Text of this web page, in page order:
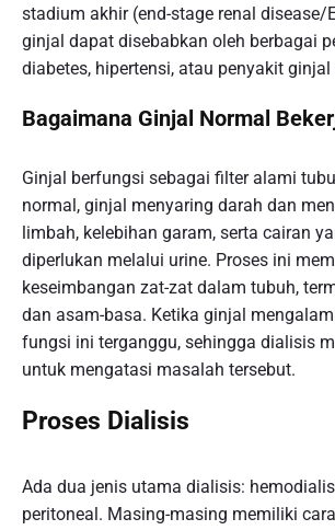
stadium akhir (end-stage renal disease/
ginjal dapat disebabkan oleh berbagai
diabetes, hipertensi, atau penyakit ginjal
Bagaimana Ginjal Normal
Ginjal berfungsi sebagai filter alami
normal, ginjal menyaring darah dan
limbah, kelebihan garam, serta cairan
diperlukan melalui urine. Proses ini
keseimbangan zat-zat dalam tubuh,
dan asam-basa. Ketika ginjal
fungsi ini terganggu, sehingga dialisis
untuk mengatasi masalah tersebut.
Proses Dialisis
Ada dua jenis utama dialisis:
peritoneal. Masing-masing memiliki